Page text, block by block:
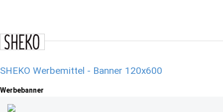
SHEKO Werbemittel - Banner 120x600
Werbebanner